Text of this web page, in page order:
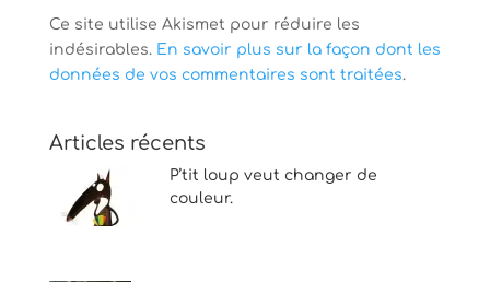
Ce site utilise Akismet pour réduire les
indésirables. En savoir plus sur la façon dont les
données de vos commentaires sont traitées.
Articles récents
P’tit loup veut changer de
couleur.